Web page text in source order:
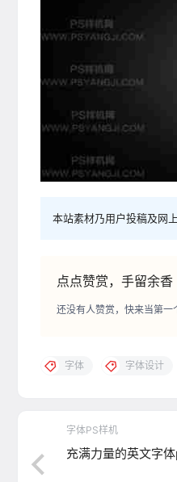
本站素材乃用户投稿及网
点点赞赏，手留余香
还没有人赞赏，快来当第一
字体 字体设计
字体PS样机
充满力量的英文字